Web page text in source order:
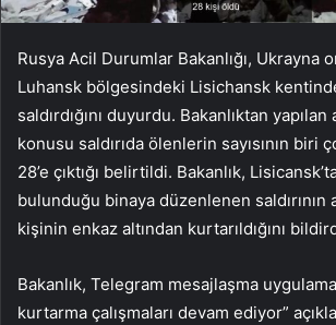
Rusya Acil Durumlar Bakanlığı, Ukrayna
Luhansk bölgesindeki Lisichansk
saldırdığını duyurdu. Bakanlıktan
konusu saldırıda ölenlerin sayısının biri
28’e çıktığı belirtildi. Bakanlık,
bulunduğu binaya düzenlenen saldırının
kişinin enkaz altından kurtarıldığını
Bakanlık, Telegram mesajlaşma
kurtarma çalışmaları devam ediyor”